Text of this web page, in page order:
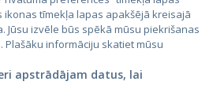
ikonas tīmekļa lapas apakšējā kreisajā
Jūsu izvēle būs spēkā mūsu piekrišanas
Plašāku informāciju skatiet mūsu
apstrādājam datus, lai